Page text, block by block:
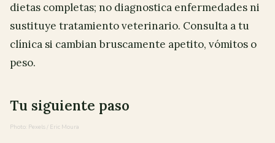
dietas completas; no diagnostica enfermedades ni
sustituye tratamiento veterinario. Consulta a tu
clínica si cambian bruscamente apetito, vómitos o
peso.
Tu siguiente paso
Photo: Pexels / Eric Moura